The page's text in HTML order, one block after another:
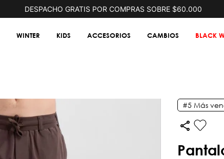
DESPACHO GRATIS POR COMPRAS SOBRE $60.000
WINTER KIDS ACCESORIOS CAMBIOS BLACK
#5 Más